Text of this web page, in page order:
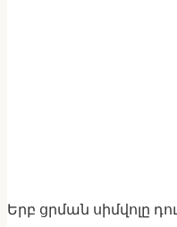
Երբ ցրման սիմվոլը